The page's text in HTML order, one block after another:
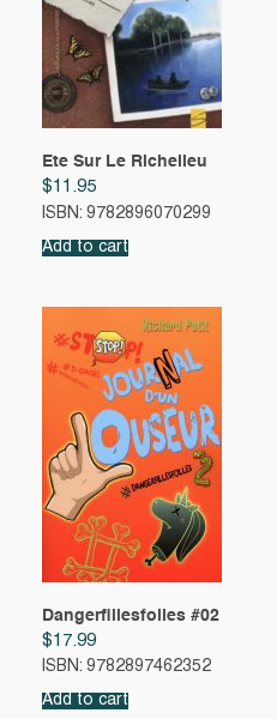
Ete Sur Le Richelieu
$11.95
ISBN: 9782896070299
Add to cart
Dangerfillesfolles #02
$17.99
ISBN: 9782897462352
Add to cart